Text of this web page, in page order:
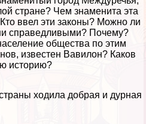
стране? Чем знаменита эта
ввел эти законы? Можно ли
справедливыми? Почему?
общества по этим
известен Вавилон? Каков
историю?
ходила добрая и дурная